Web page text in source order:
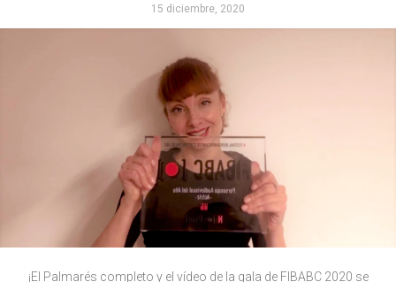
15 diciembre, 2020
¡El Palmarés completo y el vídeo de la gala de FIBABC 2020 se